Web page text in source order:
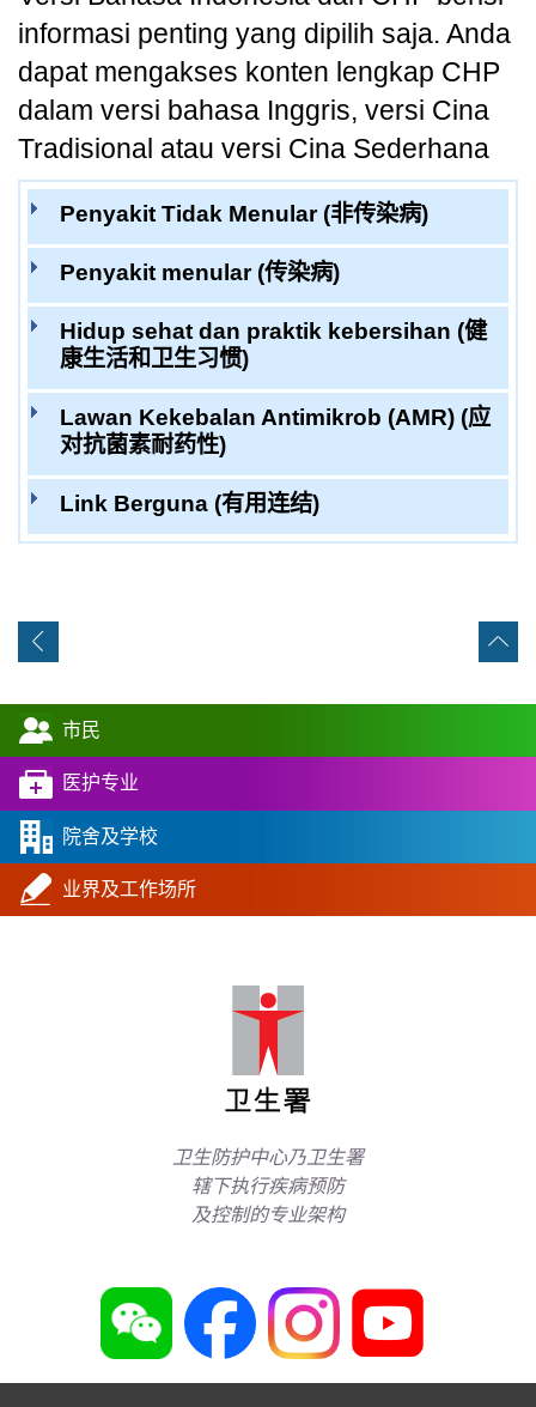
informasi penting yang dipilih saja. Anda
dapat mengakses konten lengkap CHP
dalam versi bahasa Inggris, versi Cina
Tradisional atau versi Cina Sederhana
Penyakit Tidak Menular (非传染病)
Penyakit menular (传染病)
Hidup sehat dan praktik kebersihan (健
康生活和卫生习惯)
Lawan Kekebalan Antimikrob (AMR) (应
对抗菌素耐药性)
Link Berguna (有用连结)
市民
医护专业
院舍及学校
业界及工作场所
卫生防护中心乃卫生署
辖下执行疾病预防
及控制的专业架构